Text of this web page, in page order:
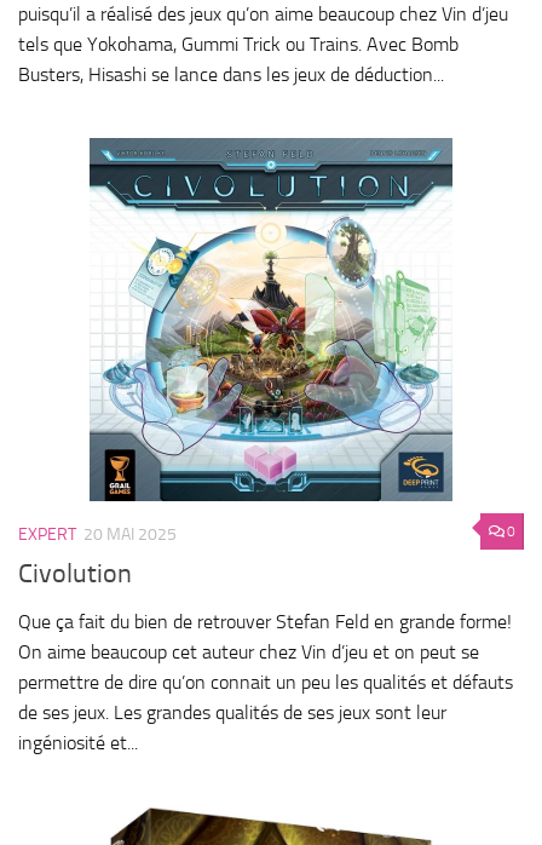
puisqu’il a réalisé des jeux qu’on aime beaucoup chez Vin d’jeu
tels que Yokohama, Gummi Trick ou Trains. Avec Bomb
Busters, Hisashi se lance dans les jeux de déduction...
0
EXPERT 20 MAI 2025
Civolution
Que ça fait du bien de retrouver Stefan Feld en grande forme!
On aime beaucoup cet auteur chez Vin d’jeu et on peut se
permettre de dire qu’on connait un peu les qualités et défauts
de ses jeux. Les grandes qualités de ses jeux sont leur
ingéniosité et...